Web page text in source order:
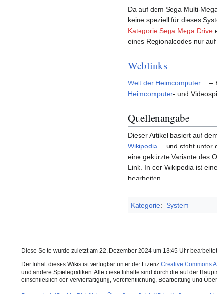
Da auf dem Sega Multi-
keine speziell für dieses
Kategorie Sega Mega Drive
eines Regionalcodes nur
Weblinks
Welt der Heimcomputer
–
Heimcomputer- und
Quellenangabe
Dieser Artikel basiert auf
Wikipedia
und steht unter
eine gekürzte Variante des
Link. In der Wikipedia ist
bearbeiten.
Kategorie: System
Diese Seite wurde zuletzt am 22. Dezember 2024 um 13:45 Uhr
Der Inhalt dieses Wikis ist verfügbar unter der Lizenz Creative Commons
und andere Spielegrafiken. Alle diese Inhalte sind durch die auf der
einschließlich der Vervielfältigung, Veröffentlichung, Bearbeitung und